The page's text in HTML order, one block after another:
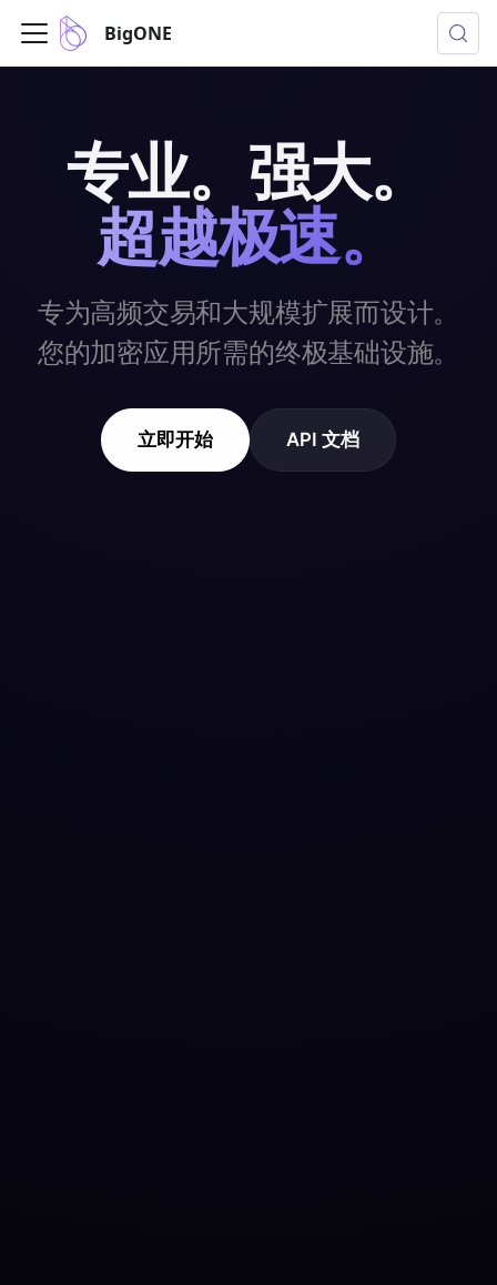
BigONE
专业。强大。
超越极速。
专为高频交易和大规模扩展而设计。
您的加密应用所需的终极基础设施。
立即开始 API 文档